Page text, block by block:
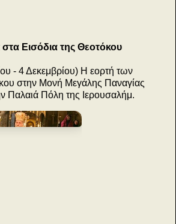
Εισόδια της Θεοτόκου
- 4 Δεκεμβρίου) Η εορτή των
στην Μονή Μεγάλης Παναγίας
Παλαιά Πόλη της Ιερουσαλήμ.